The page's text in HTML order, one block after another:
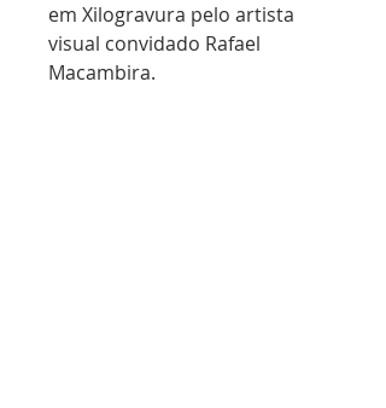
em Xilogravura pelo artista
visual convidado Rafael
Macambira.